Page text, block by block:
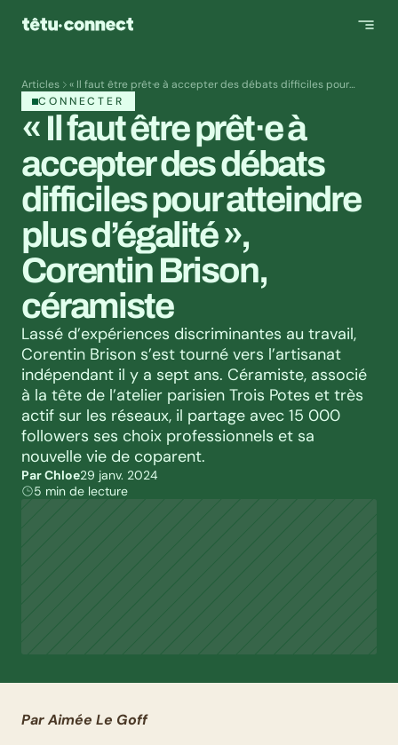
Articles
« Il faut être prêt·e à accepter des débats difficiles pour
atteindre plus d’égalité », Corentin Brison, céramiste
CONNECTER
« Il faut être prêt·e à
accepter des débats
difficiles pour atteindre
plus d’égalité »,
Corentin Brison,
céramiste
Lassé d’expériences discriminantes au travail,
Corentin Brison s’est tourné vers l’artisanat
indépendant il y a sept ans. Céramiste, associé
à la tête de l’atelier parisien Trois Potes et très
actif sur les réseaux, il partage avec 15 000
followers ses choix professionnels et sa
nouvelle vie de coparent.
Par Chloe29 janv. 2024
5 min de lecture
Par Aimée Le Goff